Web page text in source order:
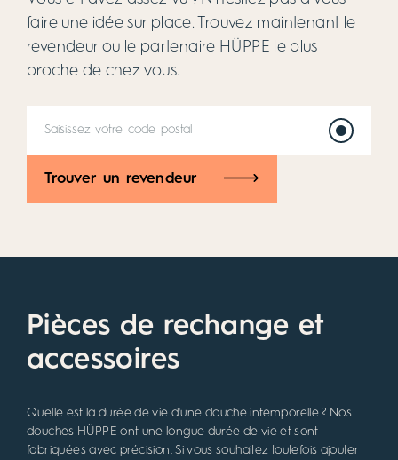
faire une idée sur place. Trouvez maintenant le
revendeur ou le partenaire HÜPPE le plus
proche de chez vous.
Trouver un revendeur
Pièces de rechange et
accessoires
Quelle est la durée de vie d'une douche intemporelle ? Nos
douches HÜPPE ont une longue durée de vie et sont
fabriquées avec précision. Si vous souhaitez toutefois ajouter